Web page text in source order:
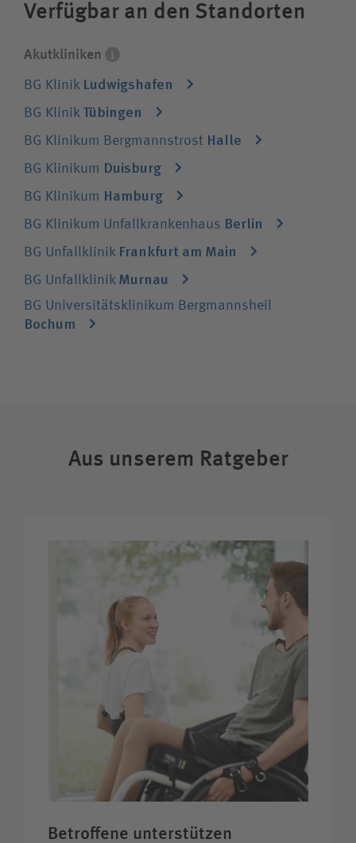
Verfügbar an den Standorten
spielt keine Rolle.
Akutkliniken
BG Klinik Ludwigshafen
BG Klinik Tübingen
BG Klinikum Bergmannstrost Halle
BG Klinikum Duisburg
BG Klinikum Hamburg
BG Klinikum Unfallkrankenhaus Berlin
BG Unfallklinik Frankfurt am Main
BG Unfallklinik Murnau
BG Universitätsklinikum Bergmannsheil
Bochum
Aus unserem Ratgeber
Betroffene unter­stützen